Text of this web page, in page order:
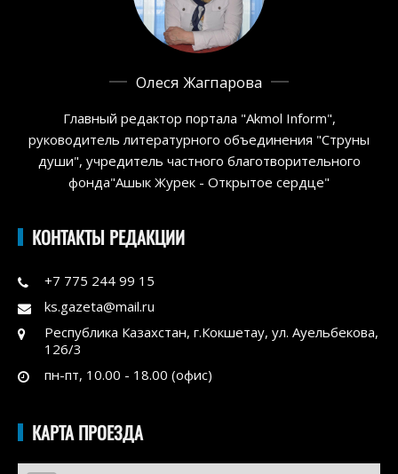
Олеся Жагпарова
Главный редактор портала "Akmol Inform",
руководитель литературного объединения "Струны
души", учредитель частного благотворительного
фонда"Ашык Журек - Открытое сердце"
КОНТАКТЫ РЕДАКЦИИ
+7 775 244 99 15
ks.gazeta@mail.ru
Республика Казахстан, г.Кокшетау, ул. Ауельбекова,
126/3
пн-пт, 10.00 - 18.00 (офис)
КАРТА ПРОЕЗДА